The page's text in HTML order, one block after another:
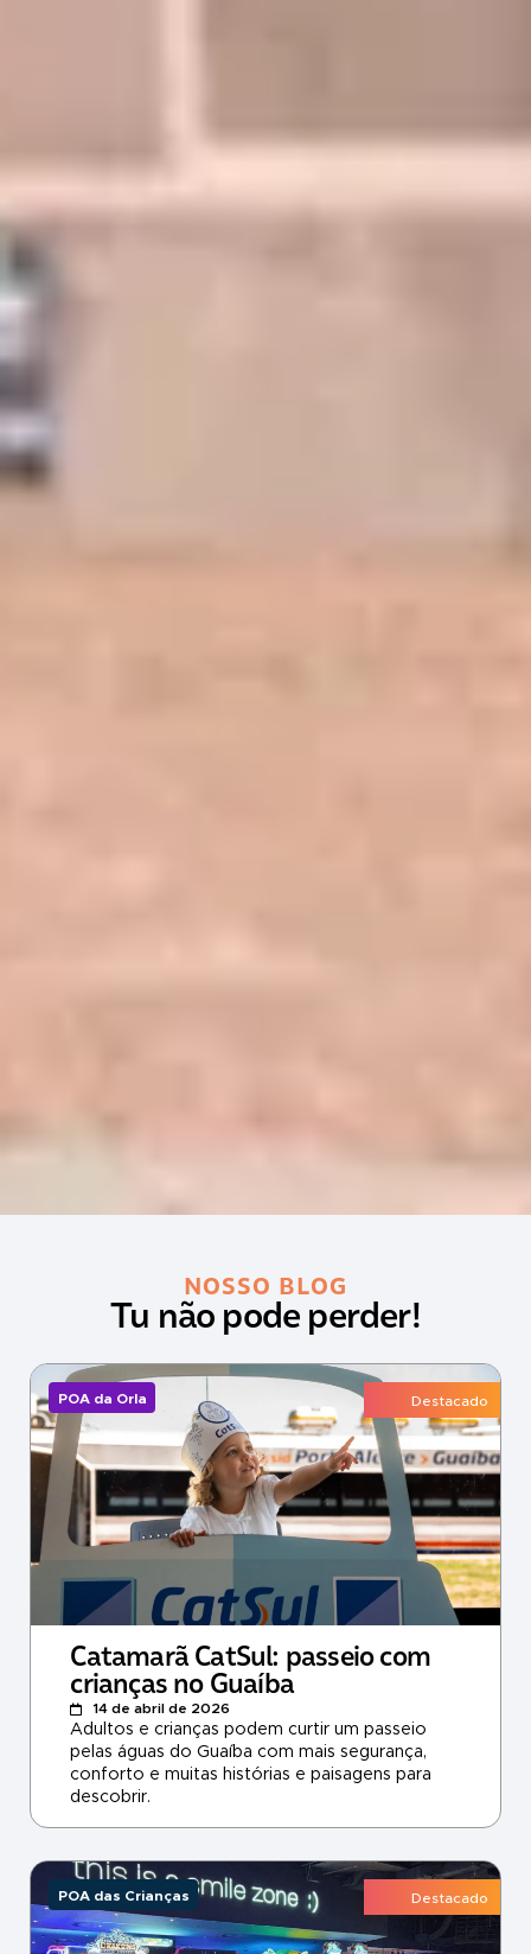
NOSSO BLOG
Tu não pode perder!
Destacado
POA da Orla
Catamarã CatSul: passeio com
crianças no Guaíba
14 de abril de 2026
Adultos e crianças podem curtir um passeio
pelas águas do Guaíba com mais segurança,
conforto e muitas histórias e paisagens para
descobrir.
Destacado
POA das Crianças